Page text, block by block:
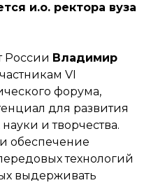
и.о. ректора вуза
России Владимир
VI
форума,
для развития
и творчества.
обеспечение
технологий
выдерживать